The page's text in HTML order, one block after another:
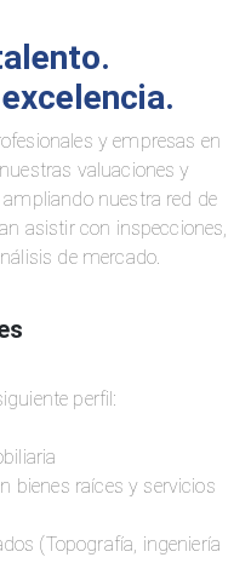
y empresas en
valuaciones y
nuestra red de
asistir con inspecciones,
de mercado.
perfil:
bienes raíces y servicios
(Topografía, ingeniería